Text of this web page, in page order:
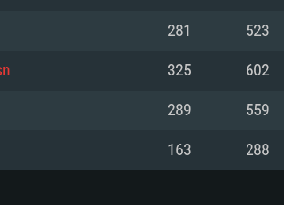
larga.
com suporte Metal.
larga.
Resolução mínima
larga.
281 523
325 602
289 559
163 288